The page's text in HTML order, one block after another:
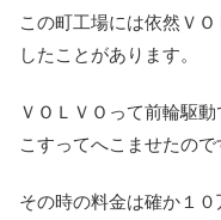
この町工場には依然Ｖ
したことがあります。
ＶＯＬＶＯって前輪駆
こすってへこませたので
その時の料金は確か１